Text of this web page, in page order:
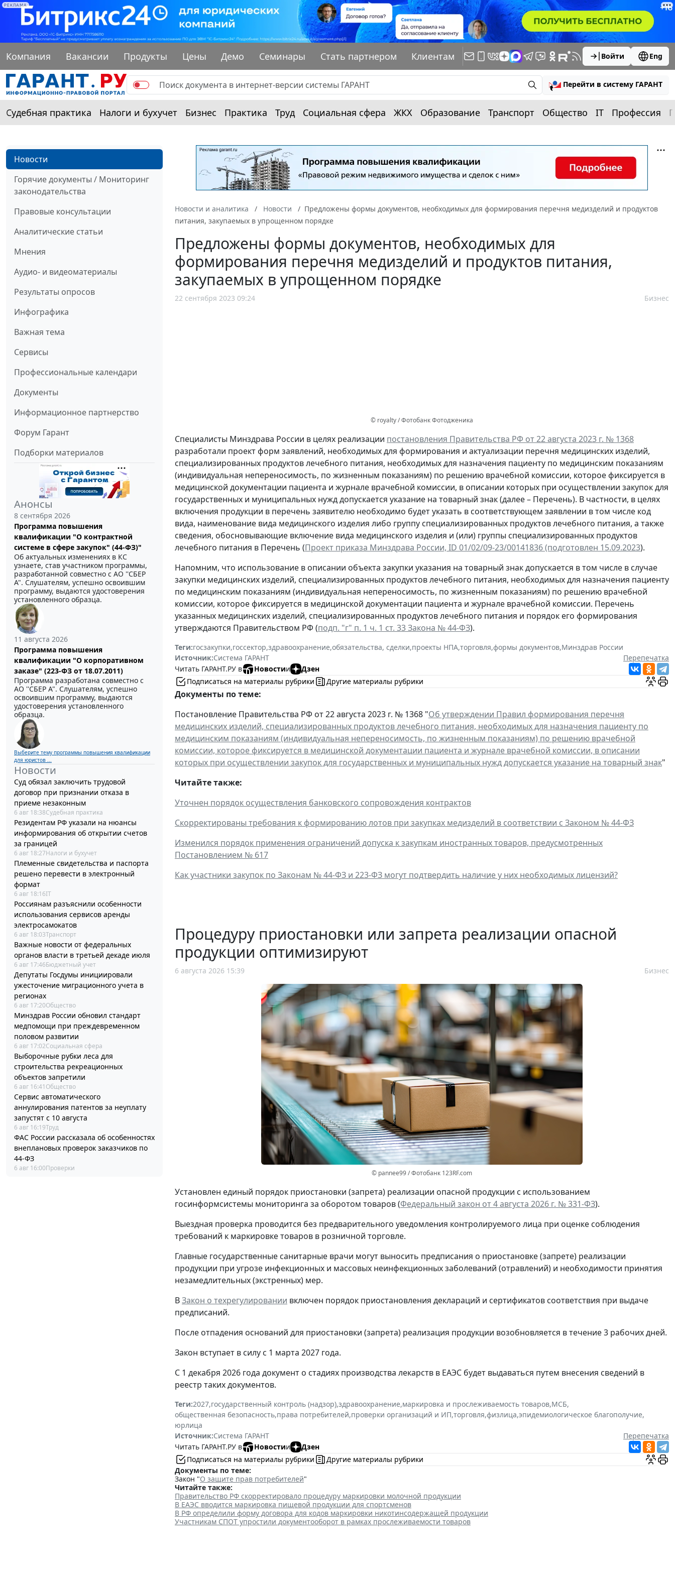
РЕКЛАМА
Компания Вакансии Продукты Цены Демо Семинары Стать партнером Клиентам Войти Eng
Перейти в систему ГАРАНТ
Судебная практика Налоги и бухучет Бизнес Практика Труд Социальная сфера ЖКХ Образование Транспорт Общество IT Профессия
Новости
Горячие документы / Мониторинг
законодательства
Правовые консультации
Аналитические статьи
Мнения
Аудио- и видеоматериалы
Результаты опросов
Инфографика
Важная тема
Сервисы
Профессиональные календари
Документы
Информационное партнерство
Форум Гарант
Подборки материалов
Анонсы
8 сентября 2026
Программа повышения
квалификации "О контрактной
системе в сфере закупок" (44-ФЗ)"
Об актуальных изменениях в КС
узнаете, став участником программы,
разработанной совместно с АО ''СБЕР
А". Слушателям, успешно освоившим
программу, выдаются удостоверения
установленного образца.
11 августа 2026
Программа повышения
квалификации "О корпоративном
заказе" (223-ФЗ от 18.07.2011)
Программа разработана совместно с
АО ''СБЕР А". Слушателям, успешно
освоившим программу, выдаются
удостоверения установленного
образца.
Выберите тему программы повышения квалификации
для юристов ...
Новости
Суд обязал заключить трудовой
договор при признании отказа в
приеме незаконным
6 авг 18:38Судебная практика
Резидентам РФ указали на нюансы
информирования об открытии счетов
за границей
6 авг 18:27Налоги и бухучет
Племенные свидетельства и паспорта
решено перевести в электронный
формат
6 авг 18:16IT
Россиянам разъяснили особенности
использования сервисов аренды
электросамокатов
6 авг 18:03Транспорт
Важные новости от федеральных
органов власти в третьей декаде июля
6 авг 17:46Бюджетный учет
Депутаты Госдумы инициировали
ужесточение миграционного учета в
регионах
6 авг 17:20Общество
Минздрав России обновил стандарт
медпомощи при преждевременном
половом развитии
6 авг 17:02Социальная сфера
Выборочные рубки леса для
строительства рекреационных
объектов запретили
6 авг 16:41 Общество
Сервис автоматического
аннулирования патентов за неуплату
запустят с 10 августа
6 авг 16:19Труд
ФАС России рассказала об особенностях
внеплановых проверок заказчиков по
44-ФЗ
6 авг 16:00Проверки
Новости и аналитика Новости
Предложены формы документов, необходимых для формирования перечня медизделий и продуктов
питания, закупаемых в упрощенном порядке
Предложены формы документов, необходимых для
формирования перечня медизделий и продуктов питания,
закупаемых в упрощенном порядке
22 сентября 2023 09:24 Бизнес
© royalty / Фотобанк Фотодженика
Специалисты Минздрава России в целях реализации постановления Правительства РФ от 22 августа 2023 г. № 1368
разработали проект форм заявлений, необходимых для формирования и актуализации перечня медицинских изделий,
специализированных продуктов лечебного питания, необходимых для назначения пациенту по медицинским показаниям
(индивидуальная непереносимость, по жизненным показаниям) по решению врачебной комиссии, которое фиксируется в
медицинской документации пациента и журнале врачебной комиссии, в описании которых при осуществлении закупок для
государственных и муниципальных нужд допускается указание на товарный знак (далее – Перечень). В частности, в целях
включения продукции в перечень заявителю необходимо будет указать в соответствующем заявлении в том числе код
вида, наименование вида медицинского изделия либо группу специализированных продуктов лечебного питания, а также
сведения, обосновывающие включение вида медицинского изделия и (или) группы специализированных продуктов
лечебного питания в Перечень (Проект приказа Минздрава России, ID 01/02/09-23/00141836 (подготовлен 15.09.2023).
Напомним, что использование в описании объекта закупки указания на товарный знак допускается в том числе в случае
закупки медицинских изделий, специализированных продуктов лечебного питания, необходимых для назначения пациенту
по медицинским показаниям (индивидуальная непереносимость, по жизненным показаниям) по решению врачебной
комиссии, которое фиксируется в медицинской документации пациента и журнале врачебной комиссии. Перечень
указанных медицинских изделий, специализированных продуктов лечебного питания и порядок его формирования
утверждаются Правительством РФ (подп. "г" п. 1 ч. 1 ст. 33 Закона № 44-ФЗ).
Теги:госзакупки,госсектор,здравоохранение,обязательства, сделки,проекты НПА,торговля,формы документов,Минздрав России
Источник:Система ГАРАНТ
Перепечатка
Читать ГАРАНТ.РУ в
Новостии
Дзен
Подписаться на материалы рубрики
Другие материалы рубрики
Документы по теме:
Постановление Правительства РФ от 22 августа 2023 г. № 1368 "Об утверждении Правил формирования перечня
медицинских изделий, специализированных продуктов лечебного питания, необходимых для назначения пациенту по
медицинским показаниям (индивидуальная непереносимость, по жизненным показаниям) по решению врачебной
комиссии, которое фиксируется в медицинской документации пациента и журнале врачебной комиссии, в описании
которых при осуществлении закупок для государственных и муниципальных нужд допускается указание на товарный знак"
Читайте также:
Уточнен порядок осуществления банковского сопровождения контрактов
Скорректированы требования к формированию лотов при закупках медизделий в соответствии с Законом № 44-ФЗ
Изменился порядок применения ограничений допуска к закупкам иностранных товаров, предусмотренных
Постановлением № 617
Как участники закупок по Законам № 44-ФЗ и 223-ФЗ могут подтвердить наличие у них необходимых лицензий?
Процедуру приостановки или запрета реализации опасной
продукции оптимизируют
6 августа 2026 15:39 Бизнес
© pannee99 / Фотобанк 123RF.com
Установлен единый порядок приостановки (запрета) реализации опасной продукции с использованием
госинформсистемы мониторинга за оборотом товаров (Федеральный закон от 4 августа 2026 г. № 331-ФЗ).
Выездная проверка проводится без предварительного уведомления контролируемого лица при оценке соблюдения
требований к маркировке товаров в розничной торговле.
Главные государственные санитарные врачи могут выносить предписания о приостановке (запрете) реализации
продукции при угрозе инфекционных и массовых неинфекционных заболеваний (отравлений) и необходимости принятия
незамедлительных (экстренных) мер.
ВЗакон о техрегулировании включен порядок приостановления деклараций и сертификатов соответствия при выдаче
предписаний.
После отпадения оснований для приостановки (запрета) реализация продукции возобновляется в течение 3 рабочих дней.
Закон вступает в силу с 1 марта 2027 года.
С 1 декабря 2026 года документ о стадиях производства лекарств в ЕАЭС будет выдаваться путем внесения сведений в
реестр таких документов.
Теги:2027,государственный контроль (надзор),здравоохранение,маркировка и прослеживаемость товаров,МСБ,
общественная безопасность,права потребителей,проверки организаций и ИП,торговля,физлица,эпидемиологическое благополучие,
юрлица
Источник:Система ГАРАНТ
Перепечатка
Читать ГАРАНТ.РУ в
Новостии
Дзен
Подписаться на материалы рубрики
Другие материалы рубрики
Документы по теме:
Закон "О защите прав потребителей"
Читайте также:
Правительство РФ скорректировало процедуру маркировки молочной продукции
В ЕАЭС вводится маркировка пищевой продукции для спортсменов
В РФ определили форму договора для кодов маркировки никотинсодержащей продукции
Участникам СПОТ упростили документооборот в рамках прослеживаемости товаров